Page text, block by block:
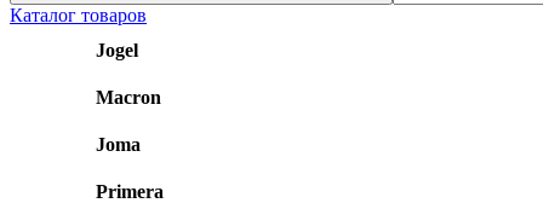
Каталог товаров
Jogel
Macron
Joma
Primera